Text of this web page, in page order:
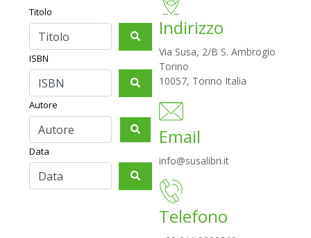
Titolo
ISBN
Autore
Data
Indirizzo
Via Susa, 2/B S. Ambrogio
Torino
10057, Torino Italia
Email
info@susalibri.it
Telefono